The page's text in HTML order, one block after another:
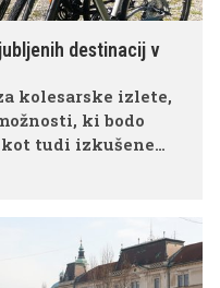
destinacij v
kolesarske izlete,
ki bodo
tudi izkušene
izbrali pet!